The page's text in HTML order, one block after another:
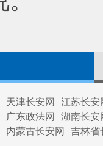
天津长安网
江苏长安
广东政法网
湖南长安
内蒙古长安网 吉林省